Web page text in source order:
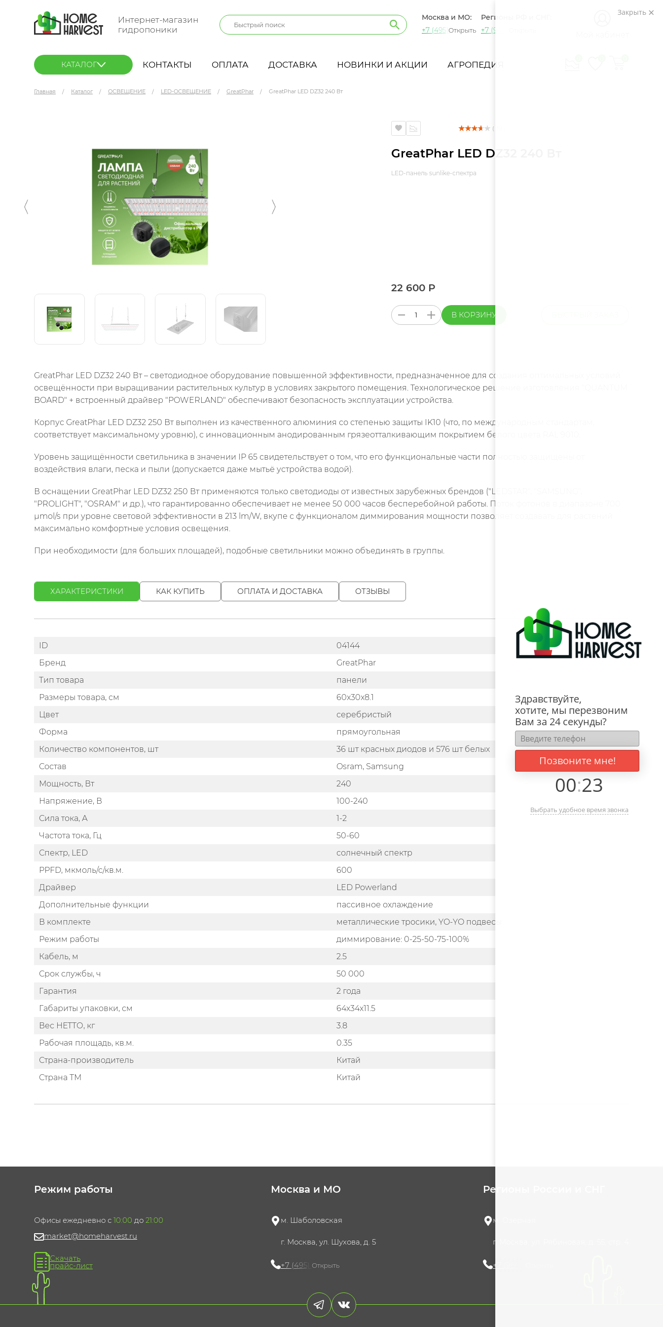
Интернет-магазин
гидропоники
Москва и МО:
+7 (495) 721-60-15
Открыть
Регионы РФ и СНГ:
+7 (965) 420-10-10
КАТАЛОГ КОНТАКТЫ ОПЛАТА ДОСТАВКА НОВИНКИ И АКЦИИ АГРОПЕДИЯ
Главная Каталог ОСВЕЩЕНИЕ LED-ОСВЕЩЕНИЕ GreatPhar GreatPhar LED DZ32 240 Вт
( 39 )
GreatPhar LED DZ32 240 Вт
LED-панель sunlike-спектра
22 600 Р
В КОРЗИНУ
GreatPhar LED DZ32 240 Вт – светодиодное оборудование повышенной эффективности, предназначенное для создания оптимальных условий
освещённости при выращивании растительных культур в условиях закрытого помещения. Технологическое решение изготовления "QUANTUM
BOARD" + встроенный драйвер "POWERLAND" обеспечивают безопасность эксплуатации устройства.
Корпус GreatPhar LED DZ32 250 Вт выполнен из качественного алюминия со степенью защиты IK10 (что, по международным стандартам,
соответствует максимальному уровню), с инновационным анодированным грязеотталкивающим покрытием белого цвета RAL 9010.
Уровень защищённости светильника в значении IP 65 свидетельствует о том, что его функциональные части полностью защищены от
воздействия влаги, песка и пыли (допускается даже мытьё устройства водой).
В оснащении GreatPhar LED DZ32 250 Вт применяются только светодиоды от известных зарубежных брендов ("LEDSTAR", "SAMSUNG",
"PROLIGHT", "OSRAM" и др.), что гарантированно обеспечивает не менее 50 000 часов бесперебойной работы. Поток фотонов в диапазоне 700
μmol/s при уровне световой эффективности в 213 lm/W, вкупе с функционалом диммирования мощности позволяет создавать для растений
максимально комфортные условия освещения.
При необходимости (для больших площадей), подобные светильники можно объединять в группы.
ХАРАКТЕРИСТИКИ КАК КУПИТЬ ОПЛАТА И ДОСТАВКА ОТЗЫВЫ
ID
04144
Бренд
GreatPhar
Тип товара
панели
Размеры товара, см
60x30x8.1
Цвет
серебристый
Форма
прямоугольная
Количество компонентов, шт
36 шт красных диодов и 576 шт белых
Состав
Osram, Samsung
Мощность, Вт
240
Напряжение, В
100-240
Сила тока, А
1-2
Частота тока, Гц
50-60
Спектр, LED
солнечный спектр
PPFD, мкмоль/с/кв.м.
600
Драйвер
LED Powerland
Дополнительные функции
пассивное охлаждение
В комплекте
металлические тросики, YO-YO подвесы
Режим работы
диммирование: 0-25-50-75-100%
Кабель, м
2.5
Срок службы, ч
50 000
Гарантия
2 года
Габариты упаковки, см
64х34х11.5
Вес НЕТТО, кг
3.8
Рабочая площадь, кв.м.
0.35
Страна-производитель
Китай
Страна ТМ
Китай
Режим работы
Офисы ежедневно с 10:00 до 21:00
market@homeharvest.ru
Скачать
прайс-лист
Москва и МО
м. Шаболовская
г. Москва, ул. Шухова, д. 5
+7 (495) 721-60-15
Открыть
Регионы России и СНГ
м. Озерная
г. Москва, ул. Рябиновая, д. 55, стр. 4
+7 (965) 420-10-10
Закрыть
хотите, мы перезвоним
Вам за 24 секунды?
Позвоните мне!
00:23
Выбрать удобное время звонка